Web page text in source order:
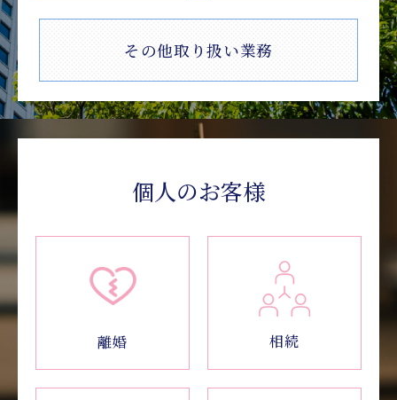
その他取り扱い業務
個人のお客様
離婚 相続